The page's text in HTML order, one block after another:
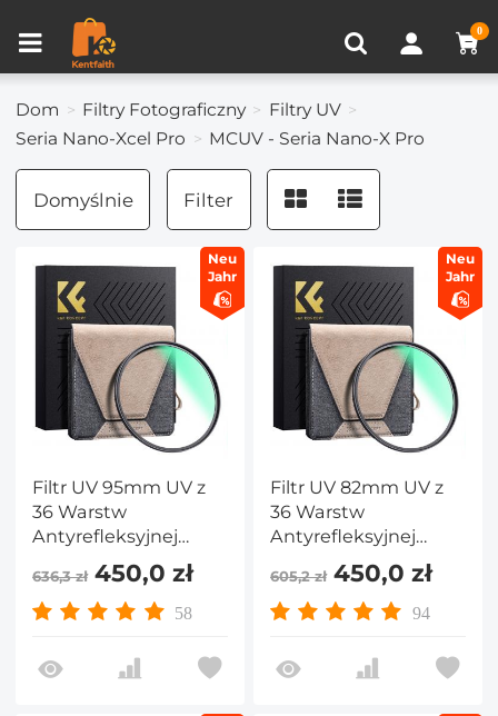
0
Porównanie produktów (0)
Dom Filtry Fotograficzny
Filtry UV
Seria Nano-Xcel Pro
MCUV - Seria Nano-X Pro
Domyślnie Filter
Neu
Jahr
Filtr UV 95mm UV z
36 Warstw
Antyrefleksyjnej
Zielonej Folii,
Wodoodporny i
Odporny na
Mosiężna Ramka
Seria Nano X PRO
636,3 zł450,0 zł
58
Neu
Jahr
Filtr UV 82mm UV z
36 Warstw
Antyrefleksyjnej
Zielonej Folii,
Wodoodporny i
Odporny na
Mosiężna Ramka
Seria Nano X PRO
605,2 zł450,0 zł
94